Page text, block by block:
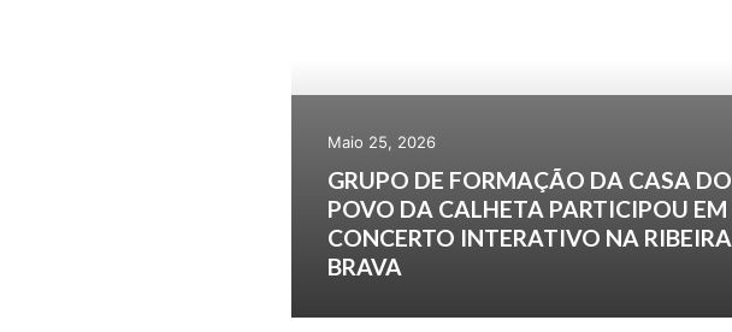
Maio 25, 2026
GRUPO DE FORMAÇÃO DA CASA DO
POVO DA CALHETA PARTICIPOU EM
CONCERTO INTERATIVO NA RIBEIRA
BRAVA